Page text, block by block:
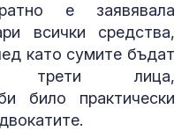
е заявявала
всички средства,
като сумите бъдат
трети лица,
било практически